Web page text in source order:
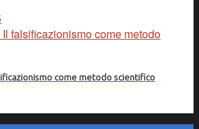
come metodo scientifico